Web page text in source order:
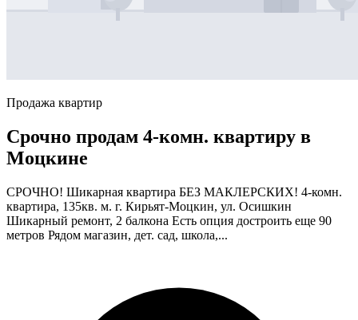
Продажа квартир
Срочно продам 4-комн. квартиру в
Моцкине
СРОЧНО! Шикарная квартира БЕЗ МАКЛЕРСКИХ! 4-комн.
квартира, 135кв. м. г. Кирьят-Моцкин, ул. Осишкин
Шикарный ремонт, 2 балкона Есть опция достроить еще 90
метров Рядом магазин, дет. сад, школа,...